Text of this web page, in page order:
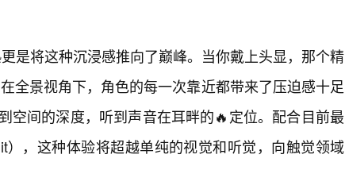
是将这种沉浸感推向了巅峰。当你戴上头显，那个精
全景视角下，角色的每一次靠近都带来了压迫感十足
空间的深度，听到声音在耳畔的🔥定位。配合目前最
），这种体验将超越单纯的视觉和听觉，向触觉领域